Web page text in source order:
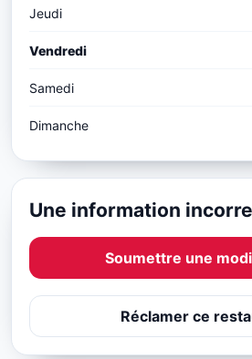
Jeudi
Vendredi
Samedi
Dimanche
Une information
Soumettre une
Réclamer ce